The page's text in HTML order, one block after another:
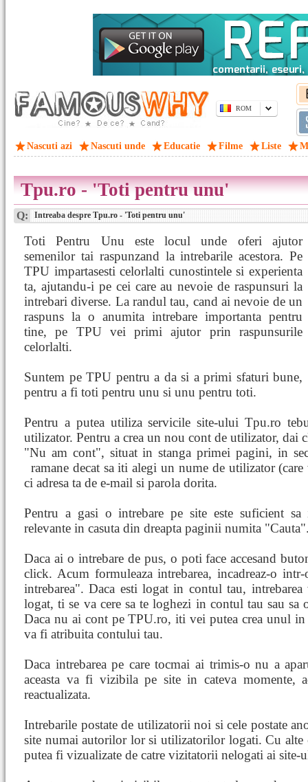
ROM
Nascuti azi Nascuti unde Educatie Filme Liste
Tpu.ro - 'Toti pentru unu'
Q: Intreaba despre Tpu.ro - 'Toti pentru unu'
Toti Pentru Unu este locul unde oferi ajutor
semenilor tai raspunzand la intrebarile acestora. Pe
TPU impartasesti celorlalti cunostintele si experienta
ta, ajutandu-i pe cei care au nevoie de raspunsuri la
intrebari diverse. La randul tau, cand ai nevoie de un
raspuns la o anumita intrebare importanta pentru
tine, pe TPU vei primi ajutor prin raspunsurile
celorlalti.
Suntem pe TPU pentru a da si a primi sfaturi bune,
pentru a fi toti pentru unu si unu pentru toti.
Pentru a putea utiliza servicile site-ului Tpu.ro
utilizator. Pentru a crea un nou cont de utilizator, dai
"Nu am cont", situat in stanga primei pagini, in
ramane decat sa iti alegi un nume de utilizator
ci adresa ta de e-mail si parola dorita.
Pentru a gasi o intrebare pe site este suficient sa
relevante in casuta din dreapta paginii numita
Daca ai o intrebare de pus, o poti face accesand
click. Acum formuleaza intrebarea, incadreaz-o
intrebarea". Daca esti logat in contul tau,
logat, ti se va cere sa te loghezi in contul tau sau sa
Daca nu ai cont pe TPU.ro, iti vei putea crea unul in
va fi atribuita contului tau.
Daca intrebarea pe care tocmai ai trimis-o nu a
aceasta va fi vizibila pe site in cateva momente,
reactualizata.
Intrebarile postate de utilizatorii noi si cele postate
site numai autorilor lor si utilizatorilor logati. Cu
putea fi vizualizate de catre vizitatorii nelogati ai site-